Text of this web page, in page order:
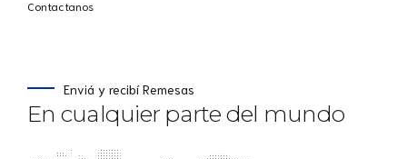
Contactanos
Enviá y recibí Remesas
En cualquier parte del mundo